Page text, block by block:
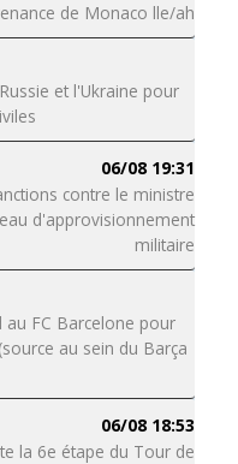
de Monaco lle/ah
et l'Ukraine pour
06/08 19:31
contre le ministre
d'approvisionnement
militaire
FC Barcelone pour
au sein du Barça
06/08 18:53
la 6e étape du Tour de